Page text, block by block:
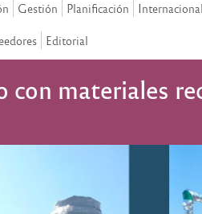
Gestión Planificación
Editorial
materiales